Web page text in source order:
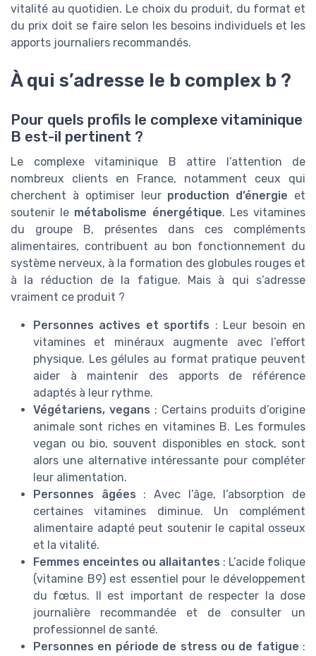
vitalité au quotidien. Le choix du produit, du format et
du prix doit se faire selon les besoins individuels et les
apports journaliers recommandés.
À qui s’adresse le b complex b ?
Pour quels profils le complexe vitaminique
B est-il pertinent ?
Le complexe vitaminique B attire l’attention de
nombreux clients en France, notamment ceux qui
cherchent à optimiser leur production d’énergie et
soutenir le métabolisme énergétique. Les vitamines
du groupe B, présentes dans ces compléments
alimentaires, contribuent au bon fonctionnement du
système nerveux, à la formation des globules rouges et
à la réduction de la fatigue. Mais à qui s’adresse
vraiment ce produit ?
Personnes actives et sportifs : Leur besoin en
vitamines et minéraux augmente avec l’effort
physique. Les gélules au format pratique peuvent
aider à maintenir des apports de référence
adaptés à leur rythme.
Végétariens, vegans : Certains produits d’origine
animale sont riches en vitamines B. Les formules
vegan ou bio, souvent disponibles en stock, sont
alors une alternative intéressante pour compléter
leur alimentation.
Personnes âgées : Avec l’âge, l’absorption de
certaines vitamines diminue. Un complément
alimentaire adapté peut soutenir le capital osseux
et la vitalité.
Femmes enceintes ou allaitantes : L’acide folique
(vitamine B9) est essentiel pour le développement
du fœtus. Il est important de respecter la dose
journalière recommandée et de consulter un
professionnel de santé.
Personnes en période de stress ou de fatigue :